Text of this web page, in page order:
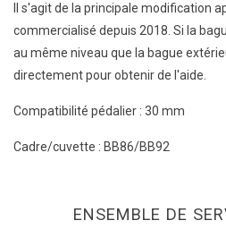
Il s'agit de la principale modification
commercialisé depuis 2018. Si la
au même niveau que la bague
directement pour obtenir de l'aide.
Compatibilité pédalier : 30 mm
Cadre/cuvette : BB86/BB92
ENSEMBLE DE